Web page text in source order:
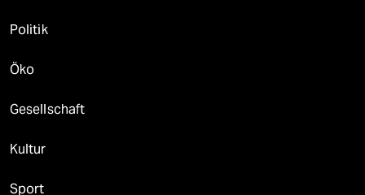
Politik
Öko
Gesellschaft
Kultur
Sport